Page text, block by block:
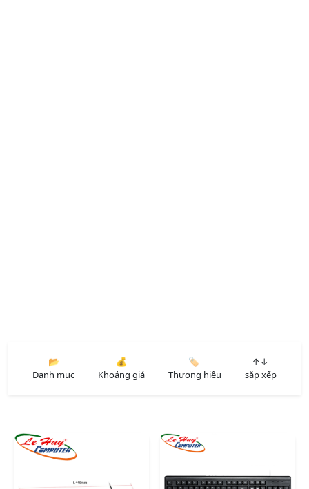
📂
Danh mục
💰
Khoảng giá
🏷️
Thương hiệu
↑↓
sắp xếp